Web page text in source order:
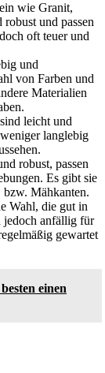
wie Granit,
und passen
oft teuer und
und
von Farben und
Materialien
leicht und
langlebig
robust, passen
Es gibt sie
bzw. Mähkanten.
Wahl, die gut in
jedoch anfällig für
gewartet
einen